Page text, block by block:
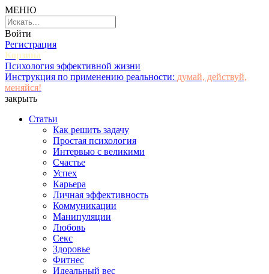
МЕНЮ
Войти
Регистрация
Корзина
Психология эффективной жизни
Инструкция по применению реальности: думай, действуй,
меняйся!
закрыть
Статьи
Как решить задачу
Простая психология
Интервью с великими
Счастье
Успех
Карьера
Личная эффективность
Коммуникации
Манипуляции
Любовь
Секс
Здоровье
Фитнес
Идеальный вес